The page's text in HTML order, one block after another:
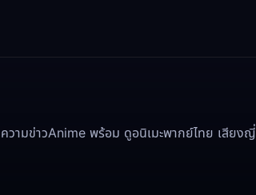
วามข่าวAnime พร้อม ดูอนิเมะพากย์ไทย เสียง